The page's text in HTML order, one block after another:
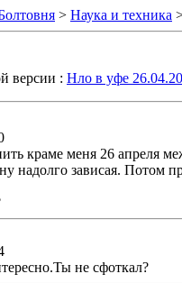
> Наука и техника
версии : Нло в уфе
краме меня 26 апреля
надолго зависая. Потом
не сфоткал?